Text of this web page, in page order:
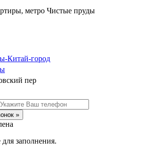
метро Чистые пруды
Китай-город
пер
»
заполнения.